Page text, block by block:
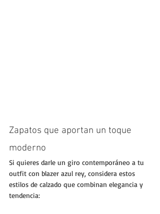
Zapatos que aportan un toque
moderno
Si quieres darle un giro contemporáneo a tu
outfit con blazer azul rey, considera estos
estilos de calzado que combinan elegancia y
tendencia: